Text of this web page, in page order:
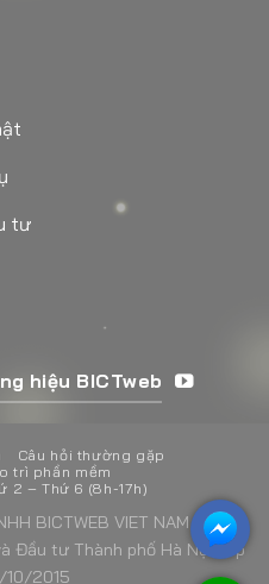
tư
hiệu BICTweb
Câu hỏi thường gặp
trì phần mềm
2 – Thứ 6 (8h-17h)
BICTWEB VIET NAM - MST:
Đầu tư Thành phố Hà Nội cấp
2015